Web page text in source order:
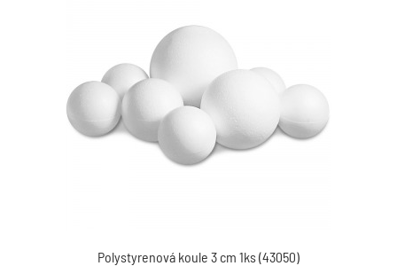
Polystyrenová koule 3 cm 1ks (43050)